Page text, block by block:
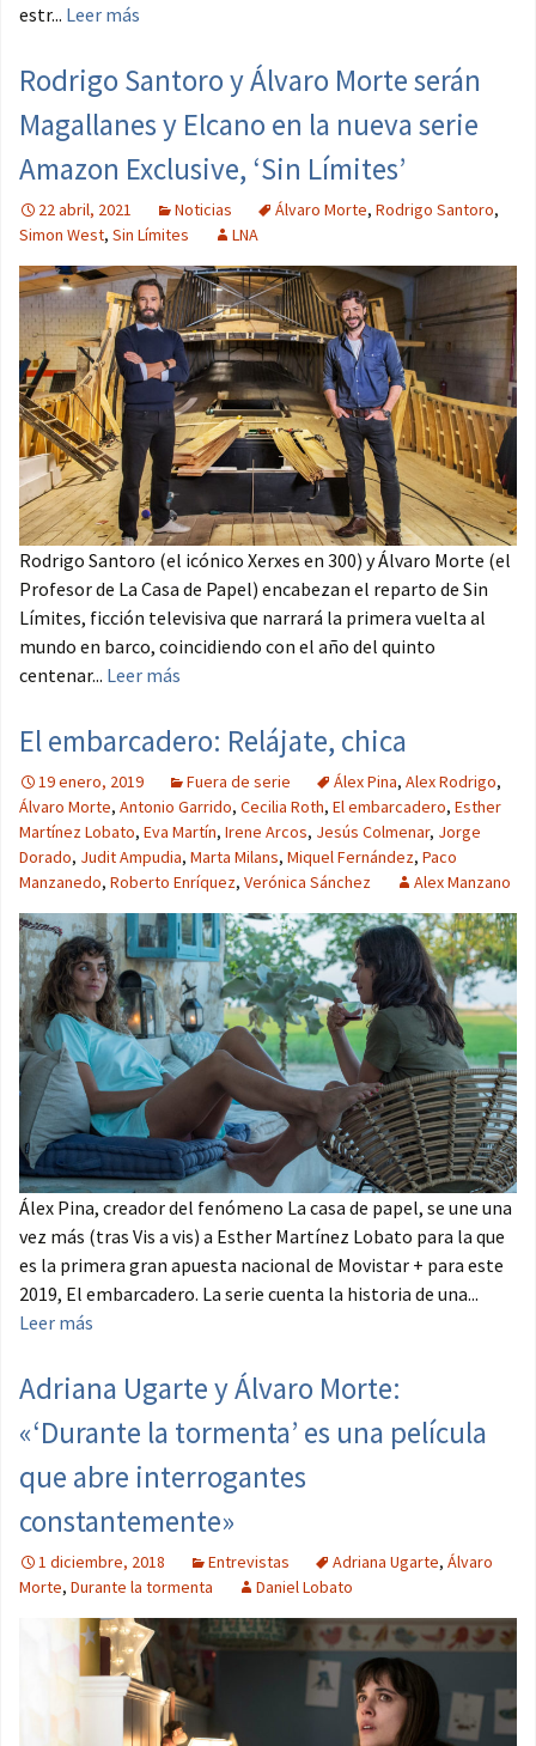
estr... Leer más
Rodrigo Santoro y Álvaro Morte serán
Magallanes y Elcano en la nueva serie
Amazon Exclusive, ‘Sin Límites’
22 abril, 2021 Noticias Álvaro Morte, Rodrigo Santoro,
Simon West, Sin Límites LNA
Rodrigo Santoro (el icónico Xerxes en 300) y Álvaro Morte (el
Profesor de La Casa de Papel) encabezan el reparto de Sin
Límites, ficción televisiva que narrará la primera vuelta al
mundo en barco, coincidiendo con el año del quinto
centenar... Leer más
El embarcadero: Relájate, chica
19 enero, 2019 Fuera de serie Álex Pina, Alex Rodrigo,
Álvaro Morte, Antonio Garrido, Cecilia Roth, El embarcadero, Esther
Martínez Lobato, Eva Martín, Irene Arcos, Jesús Colmenar, Jorge
Dorado, Judit Ampudia, Marta Milans, Miquel Fernández, Paco
Manzanedo, Roberto Enríquez, Verónica Sánchez Alex Manzano
Álex Pina, creador del fenómeno La casa de papel, se une una
vez más (tras Vis a vis) a Esther Martínez Lobato para la que
es la primera gran apuesta nacional de Movistar + para este
2019, El embarcadero. La serie cuenta la historia de una...
Leer más
Adriana Ugarte y Álvaro Morte:
«‘Durante la tormenta’ es una película
que abre interrogantes
constantemente»
1 diciembre, 2018 Entrevistas Adriana Ugarte, Álvaro
Morte, Durante la tormenta Daniel Lobato